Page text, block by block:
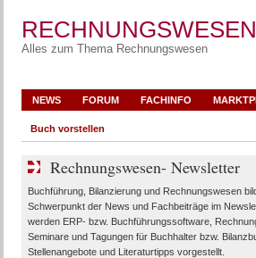
RECHNUNGSWESEN
Alles zum Thema Rechnungswesen
NEWS FORUM FACHINFO
Buch vorstellen
Rechnungswesen- Newsletter
Buchführung, Bilanzierung und Rechnungswesen
Schwerpunkt der News und Fachbeiträge im
werden ERP- bzw. Buchführungssoftware,
Seminare und Tagungen für Buchhalter bzw.
Stellenangebote und Literaturtipps vorgestellt.